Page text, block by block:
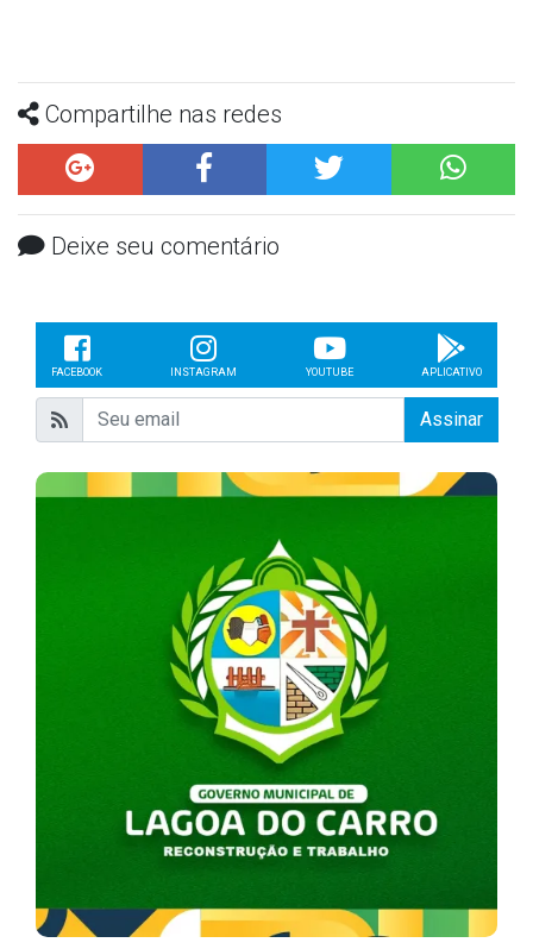
Compartilhe nas redes
Deixe seu comentário
FACEBOOK INSTAGRAM YOUTUBE APLICATIVO
Assinar